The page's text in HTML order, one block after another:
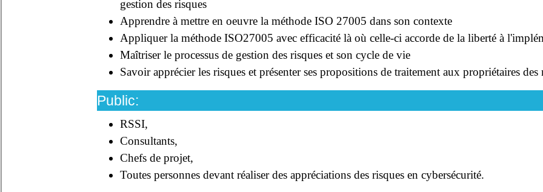
gestion des risques
Apprendre à mettre en oeuvre la méthode ISO 27005 dans son contexte
Appliquer la méthode ISO27005 avec efficacité là où celle-ci accorde de la liberté à
Maîtriser le processus de gestion des risques et son cycle de vie
Savoir apprécier les risques et présenter ses propositions de traitement aux propriétaires des
Public:
RSSI,
Consultants,
Chefs de projet,
Toutes personnes devant réaliser des appréciations des risques en cybersécurité.